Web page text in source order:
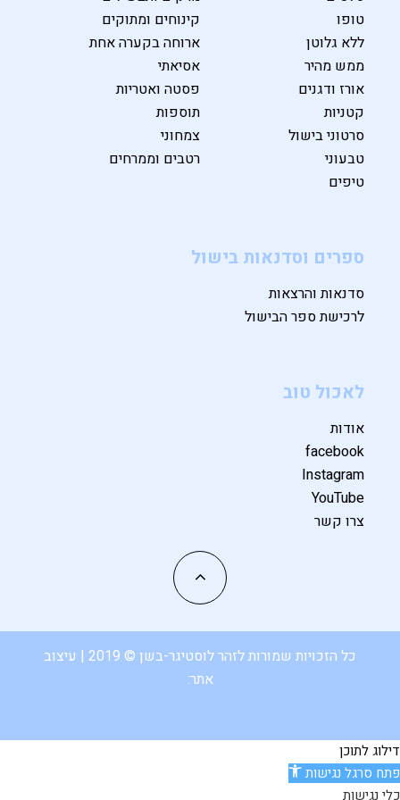
טופו
קינוחים ומתוקים
ללא גלוטן
ארוחה בקערה אחת
ממש מהיר
אסיאתי
אורז ודגנים
פסטה ואטריות
קטניות
תוספות
סרטוני בישול
צמחוני
טבעוני
רטבים וממרחים
טיפים
ספרים וסדנאות בישול
סדנאות והרצאות
לרכישת ספר הבישול
לאכול טוב
אודות
facebook
Instagram
YouTube
צרו קשר
כל הזכויות שמורות לזהר לוסטיגר-בשן © 2019 | עיצוב
אתר:
דילוג לתוכן
פתח סרגל נגישות
כלי נגישות